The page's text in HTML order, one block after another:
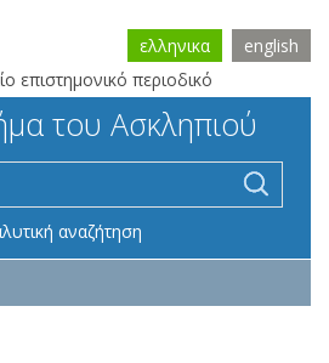
επιστημονικό περιοδικό
ελληνικα english
του Ασκληπιού
αναζήτηση